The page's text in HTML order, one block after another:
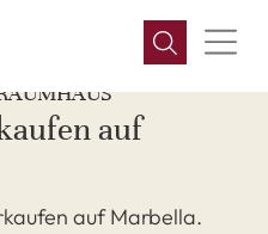
auf
auf Marbella.